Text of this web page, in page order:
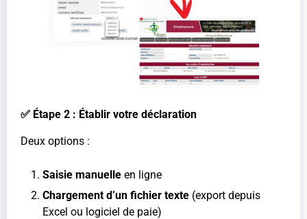
✅ Étape 2 : Établir votre déclaration
Deux options :
Saisie manuelle en ligne
Chargement d’un fichier texte (export depuis
Excel ou logiciel de paie)